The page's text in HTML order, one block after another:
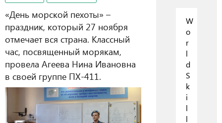
«День морской пехоты» –
праздник, который 27 ноября
отмечает вся страна. Классный
час, посвященный морякам,
провела Агеева Нина Ивановна
в своей группе ПХ-411.
W
o
r
l
d
S
k
i
l
l